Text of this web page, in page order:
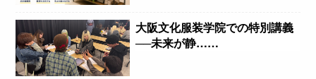
大阪文化服装学院での特別講義
──未来が静……